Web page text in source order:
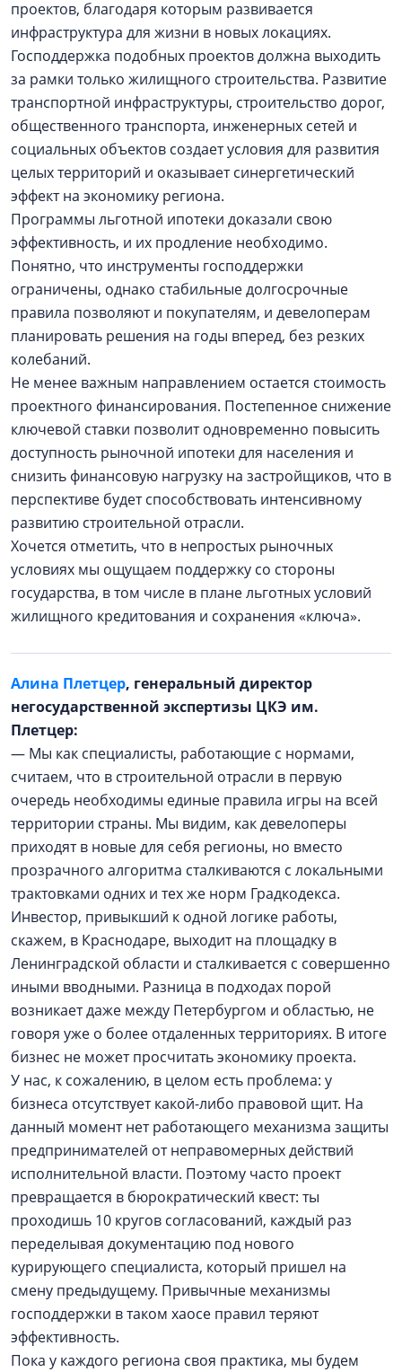
проектов, благодаря которым развивается
инфраструктура для жизни в новых локациях.
Господдержка подобных проектов должна выходить
за рамки только жилищного строительства. Развитие
транспортной инфраструктуры, строительство дорог,
общественного транспорта, инженерных сетей и
социальных объектов создает условия для развития
целых территорий и оказывает синергетический
эффект на экономику региона.
Программы льготной ипотеки доказали свою
эффективность, и их продление необходимо.
Понятно, что инструменты господдержки
ограничены, однако стабильные долгосрочные
правила позволяют и покупателям, и девелоперам
планировать решения на годы вперед, без резких
колебаний.
Не менее важным направлением остается стоимость
проектного финансирования. Постепенное снижение
ключевой ставки позволит одновременно повысить
доступность рыночной ипотеки для населения и
снизить финансовую нагрузку на застройщиков, что в
перспективе будет способствовать интенсивному
развитию строительной отрасли.
Хочется отметить, что в непростых рыночных
условиях мы ощущаем поддержку со стороны
государства, в том числе в плане льготных условий
жилищного кредитования и сохранения «ключа».
Алина Плетцер, генеральный директор
негосударственной экспертизы ЦКЭ им.
Плетцер:
— Мы как специалисты, работающие с нормами,
считаем, что в строительной отрасли в первую
очередь необходимы единые правила игры на всей
территории страны. Мы видим, как девелоперы
приходят в новые для себя регионы, но вместо
прозрачного алгоритма сталкиваются с локальными
трактовками одних и тех же норм Градкодекса.
Инвестор, привыкший к одной логике работы,
скажем, в Краснодаре, выходит на площадку в
Ленинградской области и сталкивается с совершенно
иными вводными. Разница в подходах порой
возникает даже между Петербургом и областью, не
говоря уже о более отдаленных территориях. В итоге
бизнес не может просчитать экономику проекта.
У нас, к сожалению, в целом есть проблема: у
бизнеса отсутствует какой-либо правовой щит. На
данный момент нет работающего механизма защиты
предпринимателей от неправомерных действий
исполнительной власти. Поэтому часто проект
превращается в бюрократический квест: ты
проходишь 10 кругов согласований, каждый раз
переделывая документацию под нового
курирующего специалиста, который пришел на
смену предыдущему. Привычные механизмы
господдержки в таком хаосе правил теряют
эффективность.
Пока у каждого региона своя практика, мы будем